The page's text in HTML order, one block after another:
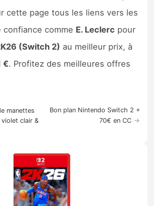
cette page tous les liens vers les
confiance comme E. Leclerc pour
(Switch 2) au meilleur prix, à
€. Profitez des meilleures offres
manettes
clair &
Bon plan Nintendo Switch 2 +
70€ en CC→